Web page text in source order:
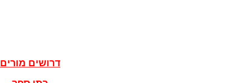
דרושים מורים